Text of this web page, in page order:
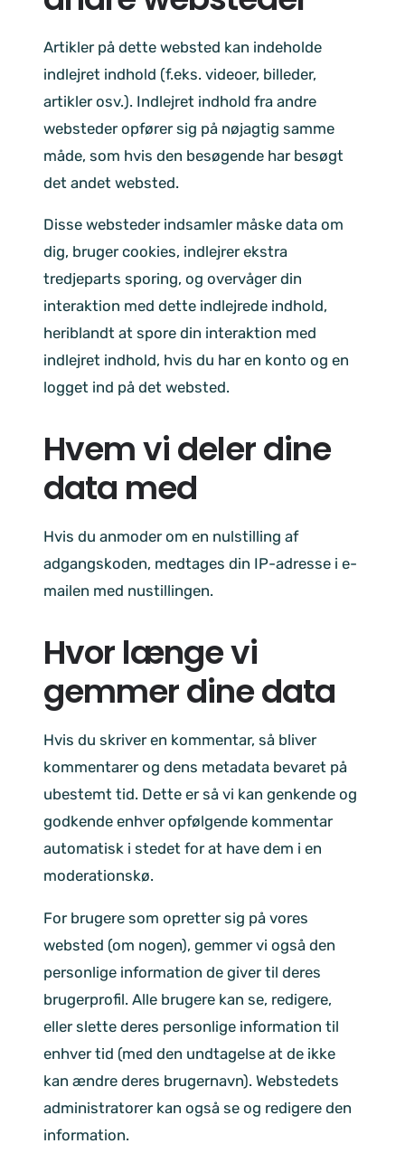
Artikler på dette websted kan indeholde
indlejret indhold (f.eks. videoer, billeder,
artikler osv.). Indlejret indhold fra andre
websteder opfører sig på nøjagtig samme
måde, som hvis den besøgende har besøgt
det andet websted.
Disse websteder indsamler måske data om
dig, bruger cookies, indlejrer ekstra
tredjeparts sporing, og overvåger din
interaktion med dette indlejrede indhold,
heriblandt at spore din interaktion med
indlejret indhold, hvis du har en konto og en
logget ind på det websted.
Hvem vi deler dine
data med
Hvis du anmoder om en nulstilling af
adgangskoden, medtages din IP-adresse i e-
mailen med nustillingen.
Hvor længe vi
gemmer dine data
Hvis du skriver en kommentar, så bliver
kommentarer og dens metadata bevaret på
ubestemt tid. Dette er så vi kan genkende og
godkende enhver opfølgende kommentar
automatisk i stedet for at have dem i en
moderationskø.
For brugere som opretter sig på vores
websted (om nogen), gemmer vi også den
personlige information de giver til deres
brugerprofil. Alle brugere kan se, redigere,
eller slette deres personlige information til
enhver tid (med den undtagelse at de ikke
kan ændre deres brugernavn). Webstedets
administratorer kan også se og redigere den
information.